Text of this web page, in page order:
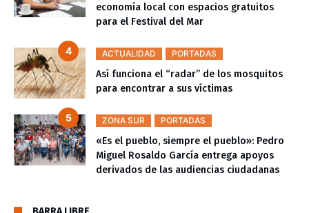
economía local con espacios gratuitos
para el Festival del Mar
ACTUALIDAD PORTADAS
Así funciona el “radar” de los mosquitos
para encontrar a sus víctimas
ZONA SUR PORTADAS
«Es el pueblo, siempre el pueblo»: Pedro
Miguel Rosaldo García entrega apoyos
derivados de las audiencias ciudadanas